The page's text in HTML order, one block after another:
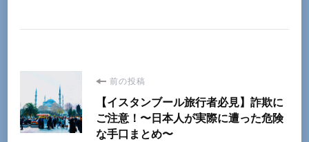
投
稿
前の投稿
【イスタンブール旅行者必見】詐欺に
ご注意！〜日本人が実際に遭った危険
な手口まとめ〜